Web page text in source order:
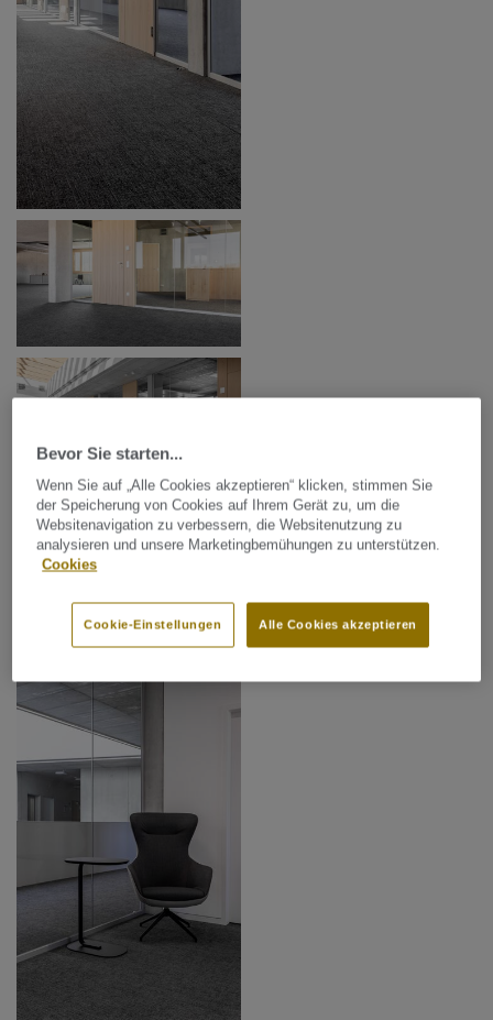
Bevor Sie starten...
Wenn Sie auf „Alle Cookies akzeptieren“ klicken, stimmen Sie
der Speicherung von Cookies auf Ihrem Gerät zu, um die
Websitenavigation zu verbessern, die Websitenutzung zu
analysieren und unsere Marketingbemühungen zu unterstützen.
Cookies
Alle Cookies akzeptieren
Cookie-Einstellungen